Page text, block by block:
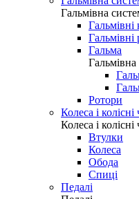
Гальмівна
Гальмівні
Гальмівні
Гальма
Гальмівна
Ротори
Колеса і
Колеса і
Втулки
Колеса
Обода
Спиці
Педалі